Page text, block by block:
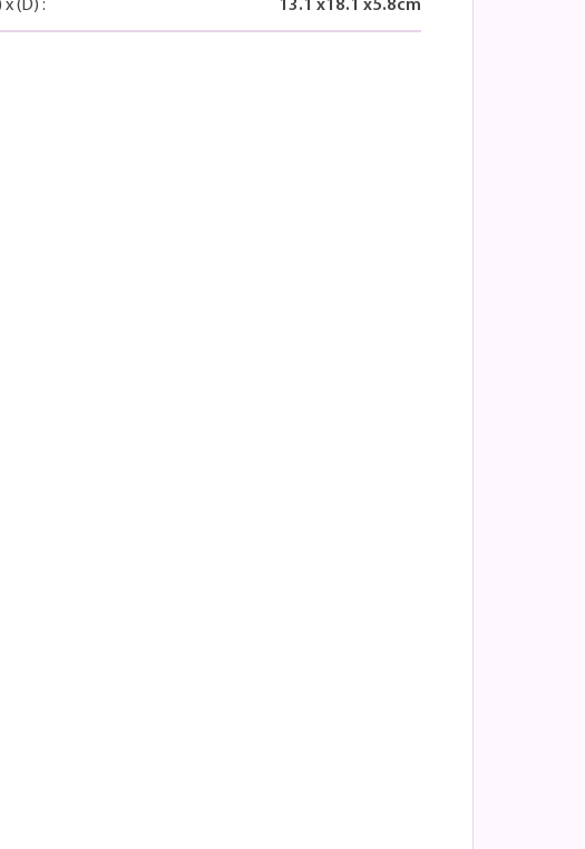
x(D) : 13.1 x18.1 x5.8cm